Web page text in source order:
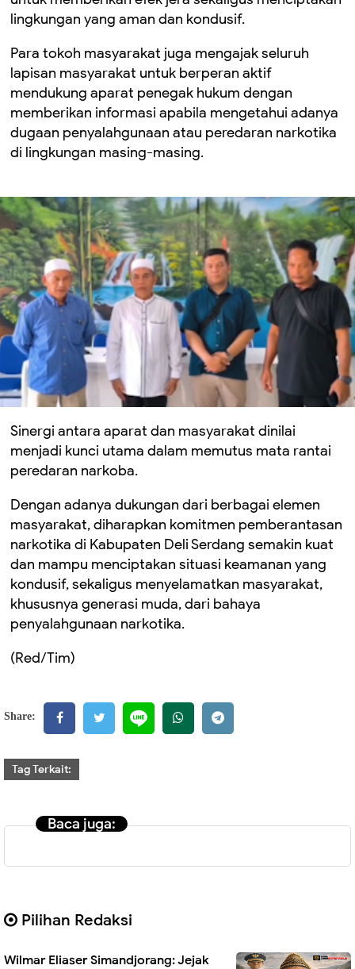
lingkungan yang aman dan kondusif.
Para tokoh masyarakat juga mengajak seluruh
lapisan masyarakat untuk berperan aktif
mendukung aparat penegak hukum dengan
memberikan informasi apabila mengetahui adanya
dugaan penyalahgunaan atau peredaran narkotika
di lingkungan masing-masing.
Sinergi antara aparat dan masyarakat dinilai
menjadi kunci utama dalam memutus mata rantai
peredaran narkoba.
Dengan adanya dukungan dari berbagai elemen
masyarakat, diharapkan komitmen pemberantasan
narkotika di Kabupaten Deli Serdang semakin kuat
dan mampu menciptakan situasi keamanan yang
kondusif, sekaligus menyelamatkan masyarakat,
khususnya generasi muda, dari bahaya
penyalahgunaan narkotika.
(Red/Tim)
Share:
Tag Terkait:
Baca juga:
Pilihan Redaksi
Wilmar Eliaser Simandjorang: Jejak